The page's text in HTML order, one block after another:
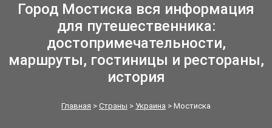
Город Мостиска вся информация
для путешественника:
достопримечательности,
маршруты, гостиницы и рестораны,
история
Главная > Страны > Украина > Мостиска